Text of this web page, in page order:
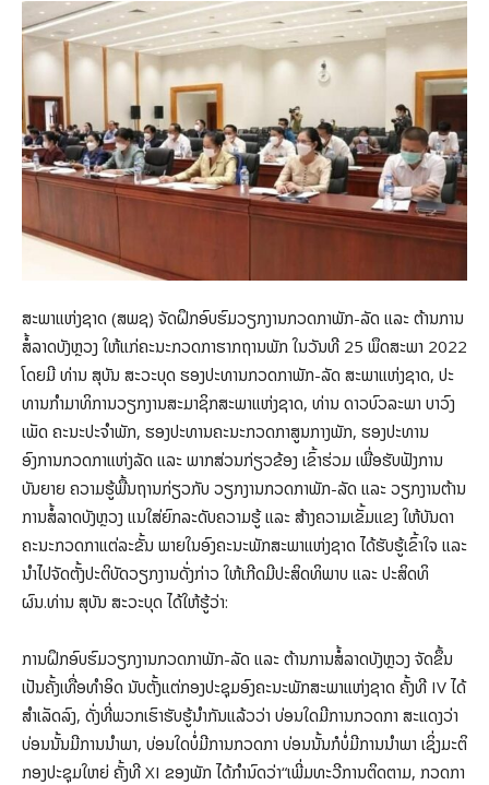
ສະພາແຫ່ງຊາດ (ສພຊ) ຈັດຝຶກອົບຮົມວຽກງານກວດກາພັກ-ລັດ ແລະ ຕ້ານການ
ສໍ້ລາດບັງຫຼວງ ໃຫ້ແກ່ຄະນະກວດກາຮາກຖານພັກ ໃນວັນທີ 25 ພຶດສະພາ 2022
ໂດຍມີ ທ່ານ ສຸບັນ ສະວະບຸດ ຮອງປະທານກວດກາພັກ-ລັດ ສະພາແຫ່ງຊາດ, ປະ
ທານກໍາມາທິການວຽກງານສະມາຊິກສະພາແຫ່ງຊາດ, ທ່ານ ດາວບົວລະພາ ບາວົງ
ເພັດ ຄະນະປະຈໍາພັກ, ຮອງປະທານຄະນະກວດກາສູນກາງພັກ, ຮອງປະທານ
ອົງການກວດກາແຫ່ງລັດ ແລະ ພາກສ່ວນກ່ຽວຂ້ອງ ເຂົ້າຮ່ວມ ເພື່ອຮັບຟັງການ
ບັນຍາຍ ຄວາມຮູ້ພື້ນຖານກ່ຽວກັບ ວຽກງານກວດກາພັກ-ລັດ ແລະ ວຽກງານຕ້ານ
ການສໍ້ລາດບັງຫຼວງ ແນໃສ່ຍົກລະດັບຄວາມຮູ້ ແລະ ສ້າງຄວາມເຂັ້ມແຂງ ໃຫ້ບັນດາ
ຄະນະກວດກາແຕ່ລະຂັ້ນ ພາຍໃນອົງຄະນະພັກສະພາແຫ່ງຊາດ ໄດ້ຮັບຮູ້ເຂົ້າໃຈ ແລະ
ນຳໄປຈັດຕັ້ງປະຕິບັດວຽກງານດັ່ງກ່າວ ໃຫ້ເກີດມີປະສິດທິພາບ ແລະ ປະສິດທິ
ຜົນ.ທ່ານ ສຸບັນ ສະວະບຸດ ໄດ້ໃຫ້ຮູ້ວ່າ:
ການຝຶກອົບຮົມວຽກງານກວດກາພັກ-ລັດ ແລະ ຕ້ານການສໍ້ລາດບັງຫຼວງ ຈັດຂຶ້ນ
ເປັນຄັ້ງເທື່ອທໍາອິດ ນັບຕັ້ງແຕ່ກອງປະຊຸມອົງຄະນະພັກສະພາແຫ່ງຊາດ ຄັ້ງທີ IV ໄດ້
ສໍາເລັດລົງ, ດັ່ງທີ່ພວກເຮົາຮັບຮູ້ນໍາກັນແລ້ວວ່າ ບ່ອນໃດມີການກວດກາ ສະແດງວ່າ
ບ່ອນນັ້ນມີການນໍາພາ, ບ່ອນໃດບໍ່ມີການກວດກາ ບ່ອນນັ້ນກໍບໍ່ມີການນໍາພາ ເຊິ່ງມະຕິ
ກອງປະຊຸມໃຫຍ່ ຄັ້ງທີ XI ຂອງພັກ ໄດ້ກຳນົດວ່າ“ເພີ່ມທະວີການຕິດຕາມ, ກວດກາ